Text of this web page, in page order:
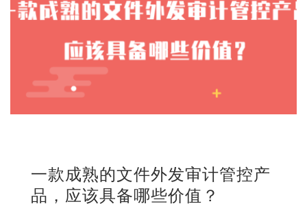
一款成熟的文件外发审计管控产
品，应该具备哪些价值？